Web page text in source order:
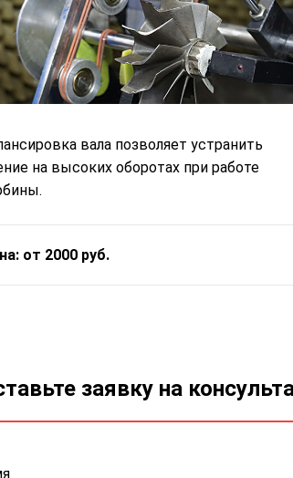
вала позволяет устранить
на высоких оборотах при работе
от 2000 руб.
заявку на